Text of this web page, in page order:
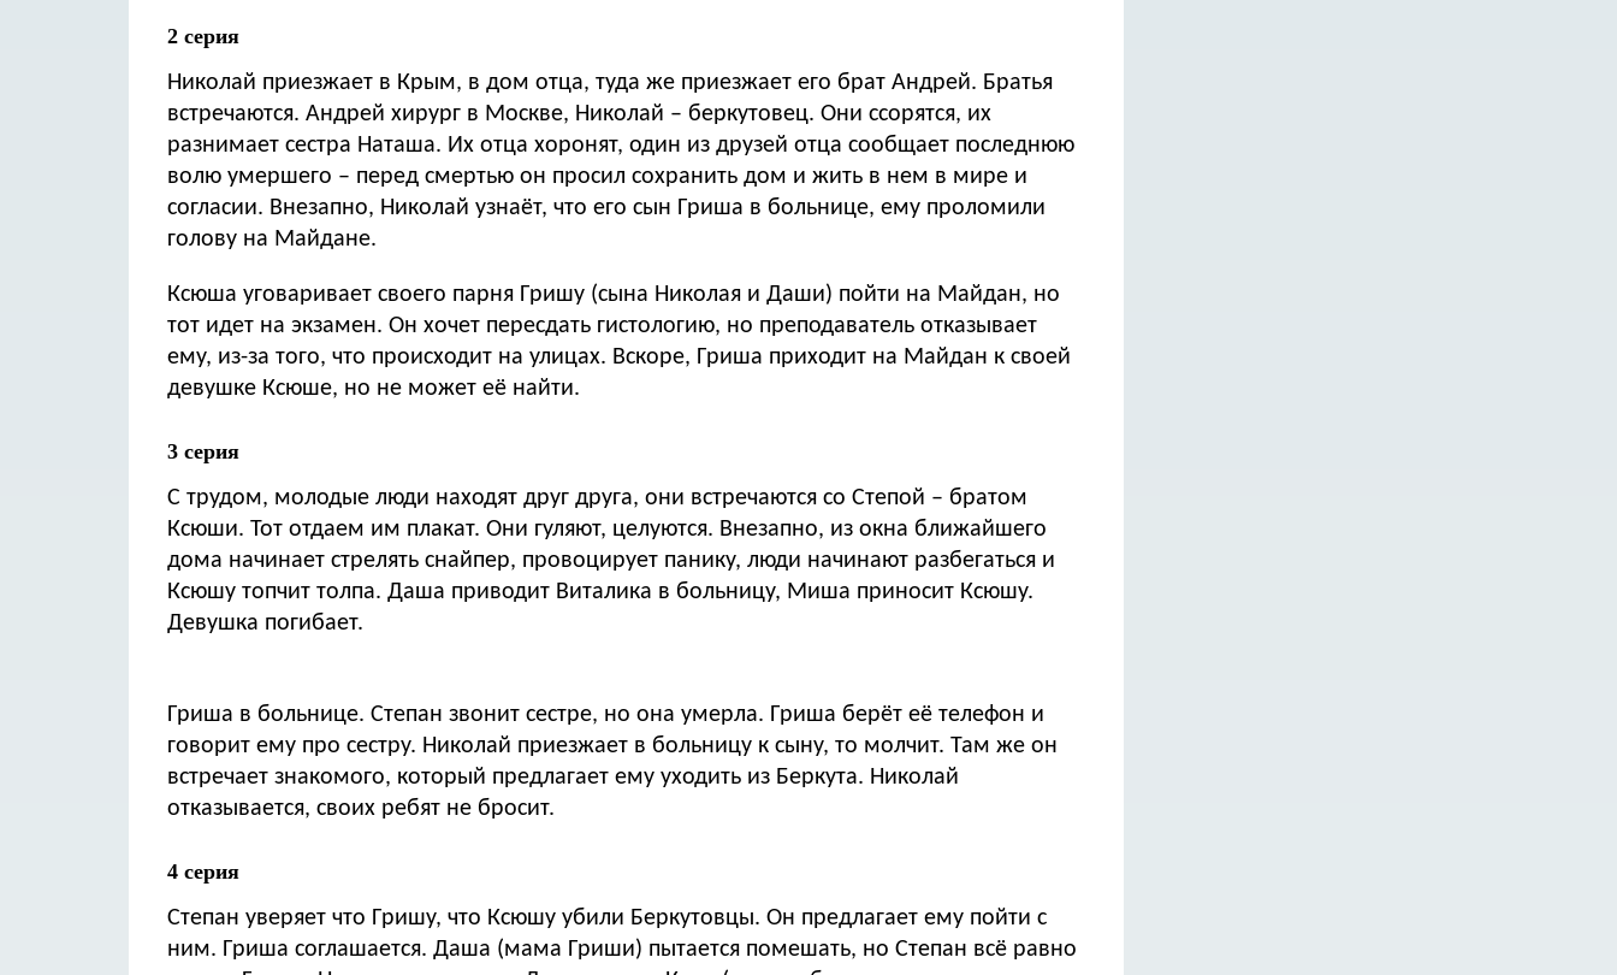
2 серия
Николай приезжает в Крым, в дом отца, туда же приезжает его брат Андрей. Братья
встречаются. Андрей хирург в Москве, Николай – беркутовец. Они ссорятся, их
разнимает сестра Наташа. Их отца хоронят, один из друзей отца сообщает последнюю
волю умершего – перед смертью он просил сохранить дом и жить в нем в мире и
согласии. Внезапно, Николай узнаёт, что его сын Гриша в больнице, ему проломили
голову на Майдане.
Ксюша уговаривает своего парня Гришу (сына Николая и Даши) пойти на Майдан, но
тот идет на экзамен. Он хочет пересдать гистологию, но преподаватель отказывает
ему, из-за того, что происходит на улицах. Вскоре, Гриша приходит на Майдан к своей
девушке Ксюше, но не может её найти.
3 серия
С трудом, молодые люди находят друг друга, они встречаются со Степой – братом
Ксюши. Тот отдаем им плакат. Они гуляют, целуются. Внезапно, из окна ближайшего
дома начинает стрелять снайпер, провоцирует панику, люди начинают разбегаться и
Ксюшу топчит толпа. Даша приводит Виталика в больницу, Миша приносит Ксюшу.
Девушка погибает.
Гриша в больнице. Степан звонит сестре, но она умерла. Гриша берёт её телефон и
говорит ему про сестру. Николай приезжает в больницу к сыну, то молчит. Там же он
встречает знакомого, который предлагает ему уходить из Беркута. Николай
отказывается, своих ребят не бросит.
4 серия
Степан уверяет что Гришу, что Ксюшу убили Беркутовцы. Он предлагает ему пойти с
ним. Гриша соглашается. Даша (мама Гриши) пытается помешать, но Степан всё равно